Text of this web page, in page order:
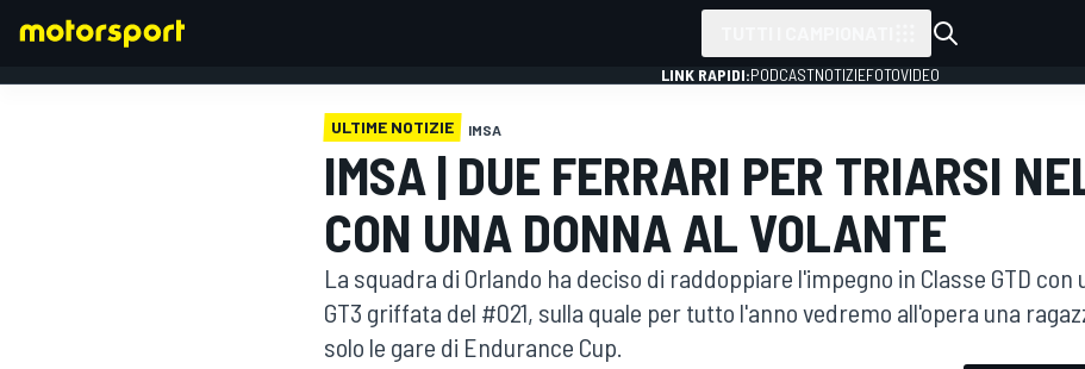
LINK RAPIDI:PODCASTNOTIZIEFOTOVIDEO
ULTIME NOTIZIE IMSA
IMSA | DUE FERRARI PER TRIARSI
CON UNA DONNA AL VOLANTE
La squadra di Orlando ha deciso di raddoppiare l'impegno in Classe GTD con
GT3 griffata del #021, sulla quale per tutto l'anno vedremo all'opera una
solo le gare di Endurance Cup.